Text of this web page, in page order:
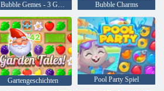
Bubble Gemes - 3 Gewinnt Bubble Charms
Gartengeschichten Pool Party Spiel